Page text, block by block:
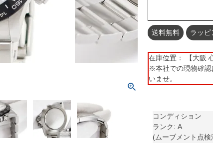
送料無料 ラッピ
在庫位置： 【大阪
※本社での現物確認
いませ。
コンディション
ランク: A
(ムーブメント点検